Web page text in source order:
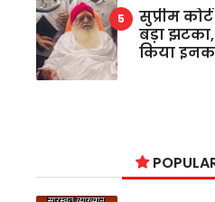
सुप्रीम
बड़ा
किया